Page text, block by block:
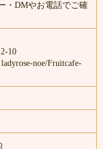
・DMやお電話でご確
10
noe/Fruitcafe-